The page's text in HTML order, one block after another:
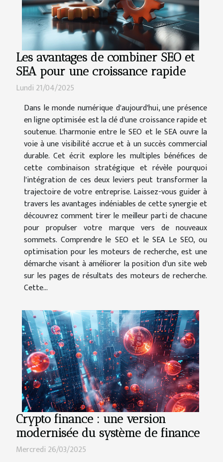
Les avantages de combiner SEO et
SEA pour une croissance rapide
Lundi 21/04/2025
Dans le monde numérique d'aujourd'hui, une présence
en ligne optimisée est la clé d'une croissance rapide et
soutenue. L'harmonie entre le SEO et le SEA ouvre la
voie à une visibilité accrue et à un succès commercial
durable. Cet écrit explore les multiples bénéfices de
cette combinaison stratégique et révèle pourquoi
l'intégration de ces deux leviers peut transformer la
trajectoire de votre entreprise. Laissez-vous guider à
travers les avantages indéniables de cette synergie et
découvrez comment tirer le meilleur parti de chacune
pour propulser votre marque vers de nouveaux
sommets. Comprendre le SEO et le SEA Le SEO, ou
optimisation pour les moteurs de recherche, est une
démarche visant à améliorer la position d'un site web
sur les pages de résultats des moteurs de recherche.
Cette...
Crypto finance : une version
modernisée du système de finance
Mercredi 26/03/2025